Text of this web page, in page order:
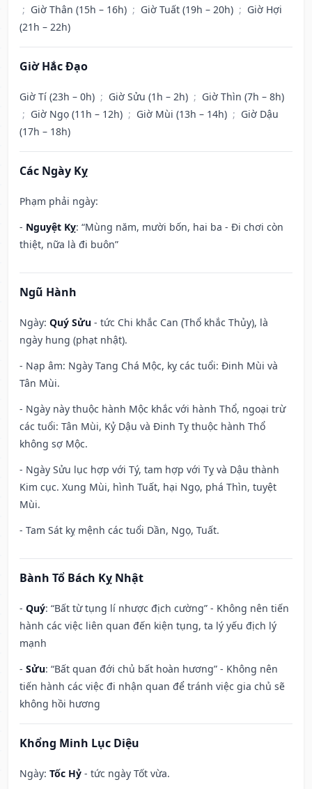
; Giờ Thân (15h – 16h) ; Giờ Tuất (19h – 20h) ; Giờ Hợi
(21h – 22h)
Giờ Hắc Đạo
Giờ Tí (23h – 0h) ; Giờ Sửu (1h – 2h) ; Giờ Thìn (7h – 8h)
; Giờ Ngọ (11h – 12h) ; Giờ Mùi (13h – 14h) ; Giờ Dậu
(17h – 18h)
Các Ngày Kỵ
Phạm phải ngày:
- Nguyệt Kỵ: “Mùng năm, mười bốn, hai ba - Đi chơi còn
thiệt, nữa là đi buôn”
Ngũ Hành
Ngày: Quý Sửu - tức Chi khắc Can (Thổ khắc Thủy), là
ngày hung (phạt nhật).
- Nạp âm: Ngày Tang Chá Mộc, kỵ các tuổi: Đinh Mùi và
Tân Mùi.
- Ngày này thuộc hành Mộc khắc với hành Thổ, ngoại trừ
các tuổi: Tân Mùi, Kỷ Dậu và Đinh Tỵ thuộc hành Thổ
không sợ Mộc.
- Ngày Sửu lục hợp với Tý, tam hợp với Tỵ và Dậu thành
Kim cục. Xung Mùi, hình Tuất, hại Ngọ, phá Thìn, tuyệt
Mùi.
- Tam Sát kỵ mệnh các tuổi Dần, Ngọ, Tuất.
Bành Tổ Bách Kỵ Nhật
- Quý: “Bất từ tụng lí nhược địch cường” - Không nên tiến
hành các việc liên quan đến kiện tụng, ta lý yếu địch lý
mạnh
- Sửu: “Bất quan đới chủ bất hoàn hương” - Không nên
tiến hành các việc đi nhận quan để tránh việc gia chủ sẽ
không hồi hương
Khổng Minh Lục Diệu
Ngày: Tốc Hỷ - tức ngày Tốt vừa.